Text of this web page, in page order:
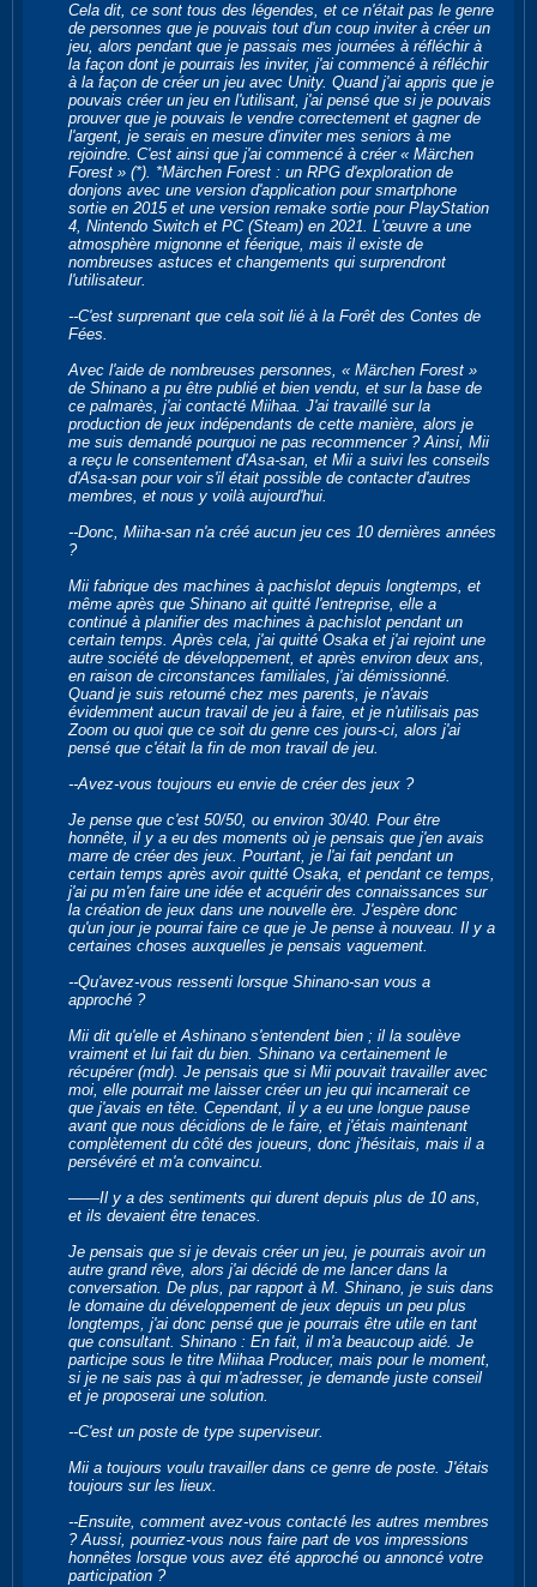
Cela dit, ce sont tous des légendes, et ce n'était pas le genre
de personnes que je pouvais tout d'un coup inviter à créer un
jeu, alors pendant que je passais mes journées à réfléchir à
la façon dont je pourrais les inviter, j'ai commencé à réfléchir
à la façon de créer un jeu avec Unity. Quand j'ai appris que je
pouvais créer un jeu en l'utilisant, j'ai pensé que si je pouvais
prouver que je pouvais le vendre correctement et gagner de
l'argent, je serais en mesure d'inviter mes seniors à me
rejoindre. C'est ainsi que j'ai commencé à créer « Märchen
Forest » (*). *Märchen Forest : un RPG d'exploration de
donjons avec une version d'application pour smartphone
sortie en 2015 et une version remake sortie pour PlayStation
4, Nintendo Switch et PC (Steam) en 2021. L'œuvre a une
atmosphère mignonne et féerique, mais il existe de
nombreuses astuces et changements qui surprendront
l'utilisateur.
--C'est surprenant que cela soit lié à la Forêt des Contes de
Fées.
Avec l'aide de nombreuses personnes, « Märchen Forest »
de Shinano a pu être publié et bien vendu, et sur la base de
ce palmarès, j'ai contacté Miihaa. J'ai travaillé sur la
production de jeux indépendants de cette manière, alors je
me suis demandé pourquoi ne pas recommencer ? Ainsi, Mii
a reçu le consentement d'Asa-san, et Mii a suivi les conseils
d'Asa-san pour voir s'il était possible de contacter d'autres
membres, et nous y voilà aujourd'hui.
--Donc, Miiha-san n'a créé aucun jeu ces 10 dernières années
?
Mii fabrique des machines à pachislot depuis longtemps, et
même après que Shinano ait quitté l'entreprise, elle a
continué à planifier des machines à pachislot pendant un
certain temps. Après cela, j'ai quitté Osaka et j'ai rejoint une
autre société de développement, et après environ deux ans,
en raison de circonstances familiales, j'ai démissionné.
Quand je suis retourné chez mes parents, je n'avais
évidemment aucun travail de jeu à faire, et je n'utilisais pas
Zoom ou quoi que ce soit du genre ces jours-ci, alors j'ai
pensé que c'était la fin de mon travail de jeu.
--Avez-vous toujours eu envie de créer des jeux ?
Je pense que c'est 50/50, ou environ 30/40. Pour être
honnête, il y a eu des moments où je pensais que j'en avais
marre de créer des jeux. Pourtant, je l'ai fait pendant un
certain temps après avoir quitté Osaka, et pendant ce temps,
j'ai pu m'en faire une idée et acquérir des connaissances sur
la création de jeux dans une nouvelle ère. J'espère donc
qu'un jour je pourrai faire ce que je Je pense à nouveau. Il y a
certaines choses auxquelles je pensais vaguement.
--Qu'avez-vous ressenti lorsque Shinano-san vous a
approché ?
Mii dit qu'elle et Ashinano s'entendent bien ; il la soulève
vraiment et lui fait du bien. Shinano va certainement le
récupérer (mdr). Je pensais que si Mii pouvait travailler avec
moi, elle pourrait me laisser créer un jeu qui incarnerait ce
que j'avais en tête. Cependant, il y a eu une longue pause
avant que nous décidions de le faire, et j'étais maintenant
complètement du côté des joueurs, donc j'hésitais, mais il a
persévéré et m'a convaincu.
――Il y a des sentiments qui durent depuis plus de 10 ans,
et ils devaient être tenaces.
Je pensais que si je devais créer un jeu, je pourrais avoir un
autre grand rêve, alors j'ai décidé de me lancer dans la
conversation. De plus, par rapport à M. Shinano, je suis dans
le domaine du développement de jeux depuis un peu plus
longtemps, j'ai donc pensé que je pourrais être utile en tant
que consultant. Shinano : En fait, il m'a beaucoup aidé. Je
participe sous le titre Miihaa Producer, mais pour le moment,
si je ne sais pas à qui m'adresser, je demande juste conseil
et je proposerai une solution.
--C'est un poste de type superviseur.
Mii a toujours voulu travailler dans ce genre de poste. J'étais
toujours sur les lieux.
--Ensuite, comment avez-vous contacté les autres membres
? Aussi, pourriez-vous nous faire part de vos impressions
honnêtes lorsque vous avez été approché ou annoncé votre
participation ?